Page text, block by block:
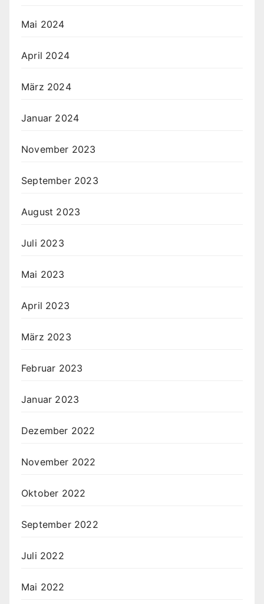
Mai 2024
April 2024
März 2024
Januar 2024
November 2023
September 2023
August 2023
Juli 2023
Mai 2023
April 2023
März 2023
Februar 2023
Januar 2023
Dezember 2022
November 2022
Oktober 2022
September 2022
Juli 2022
Mai 2022